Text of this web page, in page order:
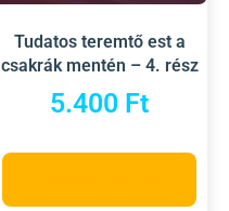
Tudatos teremtő est a
csakrák mentén – 4. rész
5.400 Ft